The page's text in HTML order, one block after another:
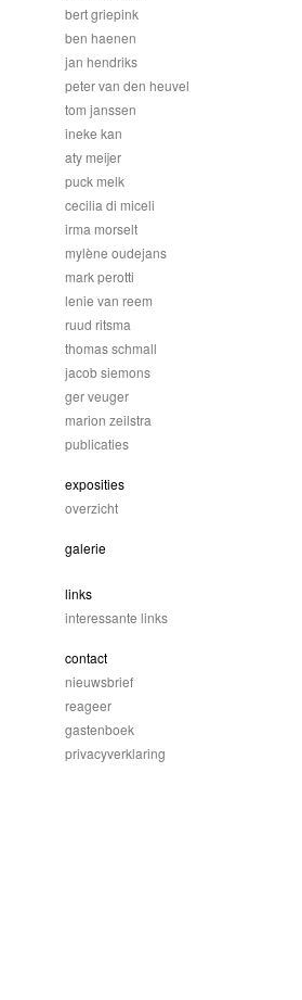
bert griepink
ben haenen
jan hendriks
peter van den heuvel
tom janssen
ineke kan
aty meijer
puck melk
cecilia di miceli
irma morselt
mylène oudejans
mark perotti
lenie van reem
ruud ritsma
thomas schmall
jacob siemons
ger veuger
marion zeilstra
publicaties
exposities
overzicht
galerie
links
interessante links
contact
nieuwsbrief
reageer
gastenboek
privacyverklaring